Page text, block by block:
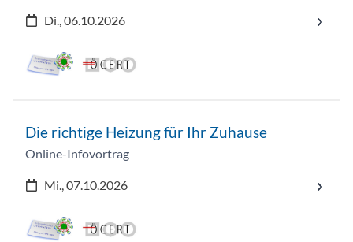
Di., 06.10.2026
Die richtige Heizung für Ihr Zuhause
Online-Infovortrag
Mi., 07.10.2026